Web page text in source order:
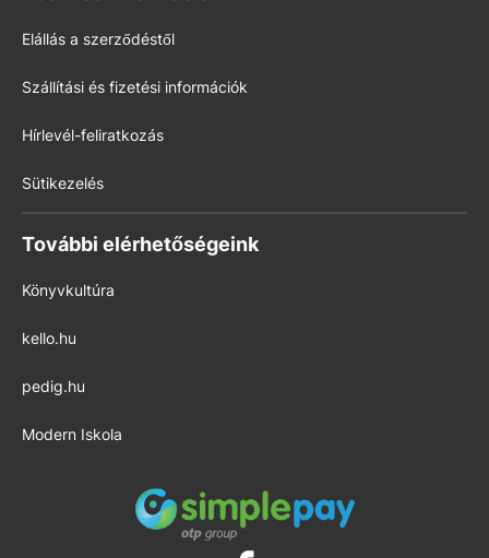
Elállás a szerződéstől
Szállítási és fizetési információk
Hírlevél-feliratkozás
Sütikezelés
További elérhetőségeink
Könyvkultúra
kello.hu
pedig.hu
Modern Iskola